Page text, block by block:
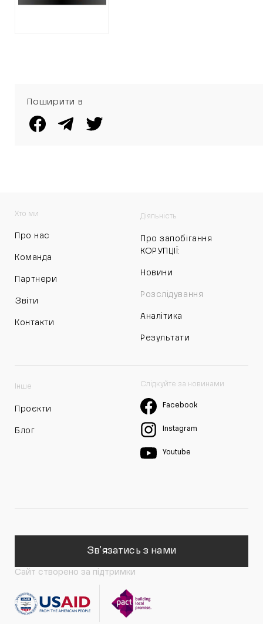
Поширити в
Хто ми
Про нас
Команда
Партнери
Звіти
Контакти
Діяльність
Про запобігання
КОРУПЦІЇ:
Новини
Розслідування
Аналітика
Результати
Інше
Проєкти
Блог
Слідкуйте за новинами
Facebook
Instagram
Youtube
Зв'язатись з нами
Сайт створено за підтримки